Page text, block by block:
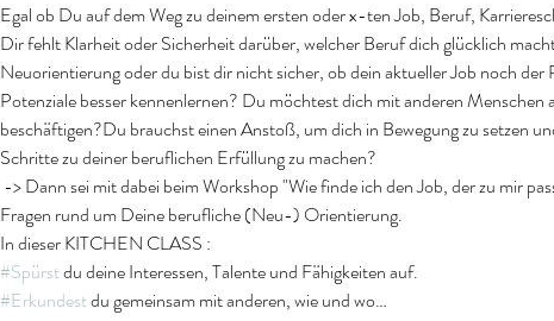
Egal ob Du auf dem Weg zu deinem ersten oder x-ten Job, Beruf,
Dir fehlt Klarheit oder Sicherheit darüber, welcher Beruf dich glücklich
Neuorientierung oder du bist dir nicht sicher, ob dein aktueller Job noch
Potenziale besser kennenlernen? Du möchtest dich mit anderen Menschen
beschäftigen?Du brauchst einen Anstoß, um dich in Bewegung zu setzen
Schritte zu deiner beruflichen Erfüllung zu machen?
-> Dann sei mit dabei beim Workshop "Wie finde ich den Job, der zu mir
Fragen rund um Deine berufliche (Neu-) Orientierung.
In dieser KITCHEN CLASS :
#Spürst du deine Interessen, Talente und Fähigkeiten auf.
#Erkundest du gemeinsam mit anderen, wie und wo…